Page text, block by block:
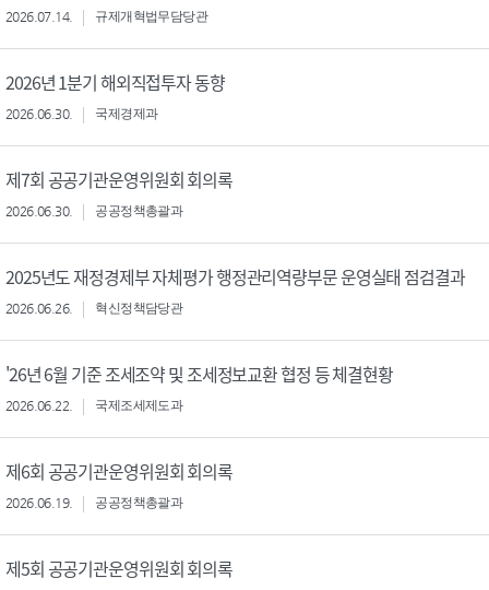
2026.07.14. 규제개혁법무담당관
2026년 1분기 해외직접투자 동향
2026.06.30. 국제경제과
제7회 공공기관운영위원회 회의록
2026.06.30. 공공정책총괄과
2025년도 재정경제부 자체평가 행정관리역량부문 운영실태 점검결과
2026.06.26. 혁신정책담당관
'26년 6월 기준 조세조약 및 조세정보교환 협정 등 체결현황
2026.06.22. 국제조세제도과
제6회 공공기관운영위원회 회의록
2026.06.19. 공공정책총괄과
제5회 공공기관운영위원회 회의록